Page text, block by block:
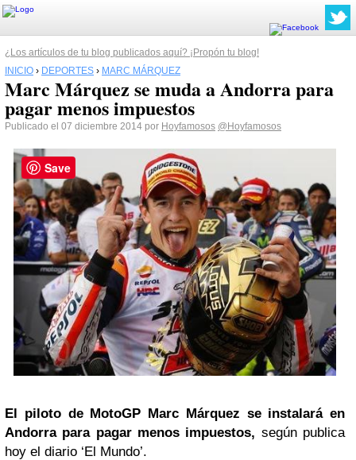
¿Los artículos de tu blog publicados aquí? ¡Propón tu blog!
INICIO › DEPORTES › MARC MÁRQUEZ
Marc Márquez se muda a Andorra para
pagar menos impuestos
Publicado el 07 diciembre 2014 por Hoyfamosos @Hoyfamosos
El piloto de MotoGP Marc Márquez se instalará en
Andorra para pagar menos impuestos, según publica
hoy el diario ‘El Mundo’.
Save